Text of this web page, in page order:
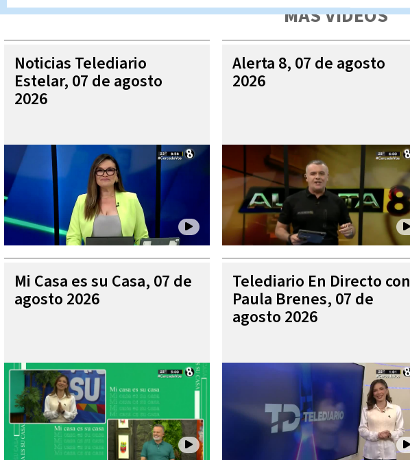
MÁS VIDEOS
Noticias Telediario
Estelar, 07 de agosto
2026
Alerta 8, 07 de agosto
2026
Mi Casa es su Casa, 07 de
agosto 2026
Telediario En Directo con
Paula Brenes, 07 de
agosto 2026